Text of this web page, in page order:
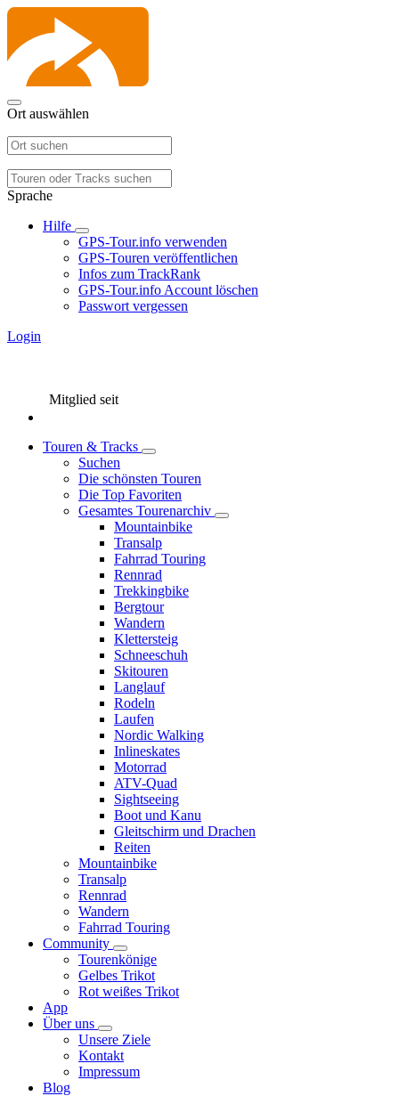
Ort auswählen
Sprache
Hilfe
GPS-Tour.info verwenden
GPS-Touren veröffentlichen
Infos zum TrackRank
GPS-Tour.info Account löschen
Passwort vergessen
Login
Mitglied seit
Touren & Tracks
Suchen
Die schönsten Touren
Die Top Favoriten
Gesamtes Tourenarchiv
Mountainbike
Transalp
Fahrrad Touring
Rennrad
Trekkingbike
Bergtour
Wandern
Klettersteig
Schneeschuh
Skitouren
Langlauf
Rodeln
Laufen
Nordic Walking
Inlineskates
Motorrad
ATV-Quad
Sightseeing
Boot und Kanu
Gleitschirm und Drachen
Reiten
Mountainbike
Transalp
Rennrad
Wandern
Fahrrad Touring
Community
Tourenkönige
Gelbes Trikot
Rot weißes Trikot
App
Über uns
Unsere Ziele
Kontakt
Impressum
Blog